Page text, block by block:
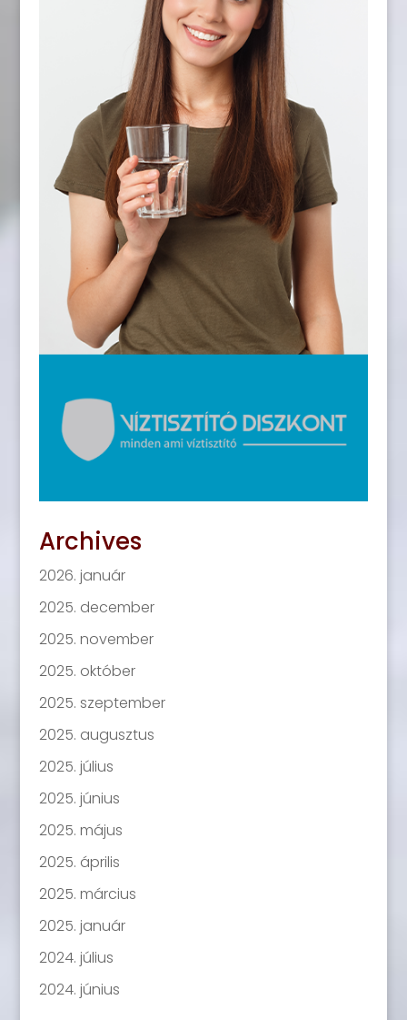
Archives
2026. január
2025. december
2025. november
2025. október
2025. szeptember
2025. augusztus
2025. július
2025. június
2025. május
2025. április
2025. március
2025. január
2024. július
2024. június